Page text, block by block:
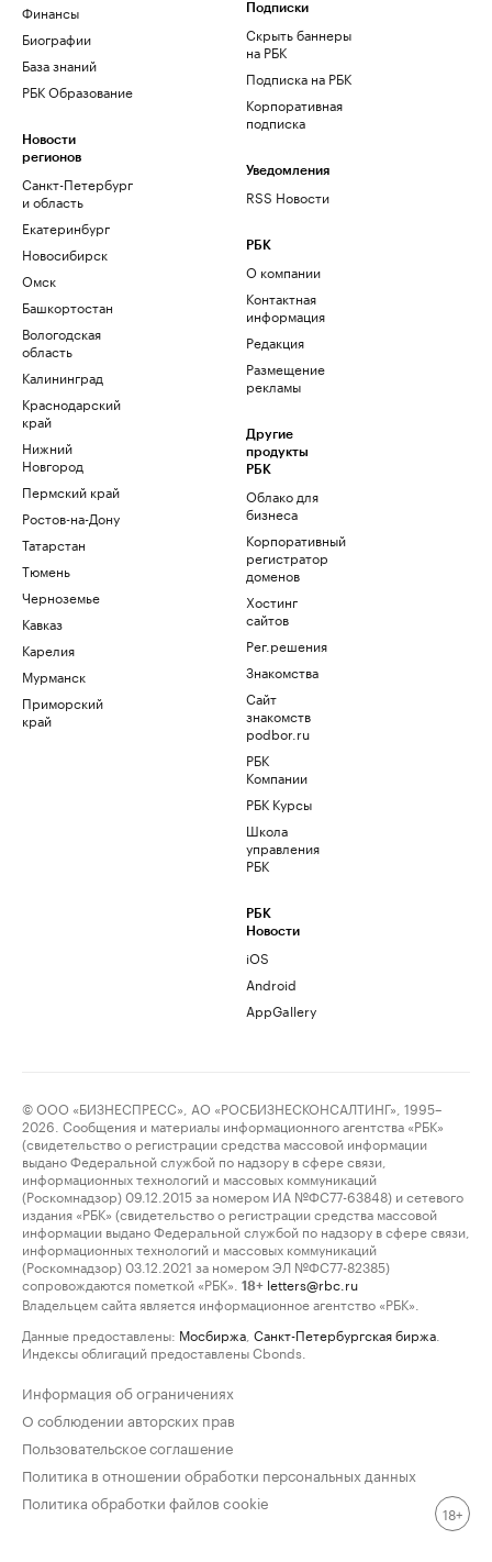
Финансы
Биографии
База знаний
РБК Образование
Новости
регионов
Санкт-Петербург
и область
Екатеринбург
Новосибирск
Омск
Башкортостан
Вологодская
область
Калининград
Краснодарский
край
Нижний
Новгород
Пермский край
Ростов-на-Дону
Татарстан
Тюмень
Черноземье
Кавказ
Карелия
Мурманск
Приморский
край
Подписки
Скрыть баннеры
на РБК
Подписка на РБК
Корпоративная
подписка
Уведомления
RSS Новости
РБК
О компании
Контактная
информация
Редакция
Размещение
рекламы
Другие
продукты
РБК
Облако для
бизнеса
Корпоративный
регистратор
доменов
Хостинг
сайтов
Рег.решения
Знакомства
Сайт
знакомств
podbor.ru
РБК
Компании
РБК Курсы
Школа
управления
РБК
РБК
Новости
iOS
Android
AppGallery
© ООО «БИЗНЕСПРЕСС», АО «РОСБИЗНЕСКОНСАЛТИНГ», 1995–
2026. Сообщения и материалы информационного агентства «РБК»
(свидетельство о регистрации средства массовой информации
выдано Федеральной службой по надзору в сфере связи,
информационных технологий и массовых коммуникаций
(Роскомнадзор) 09.12.2015 за номером ИА №ФС77-63848) и сетевого
издания «РБК» (свидетельство о регистрации средства массовой
информации выдано Федеральной службой по надзору в сфере связи,
информационных технологий и массовых коммуникаций
(Роскомнадзор) 03.12.2021 за номером ЭЛ №ФС77-82385)
сопровождаются пометкой «РБК».
18+ letters@rbc.ru
Владельцем сайта является информационное агентство «РБК».
Данные предоставлены: Мосбиржа Санкт-Петербургская биржа
Индексы облигаций предоставлены Cbonds.
Информация об ограничениях
О соблюдении авторских прав
Пользовательское соглашение
Политика в отношении обработки персональных данных
Политика обработки файлов cookie
18+